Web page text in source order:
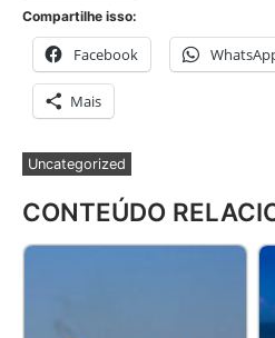
Compartilhe isso:
Facebook
Mais
Uncategorized
CONTEÚDO